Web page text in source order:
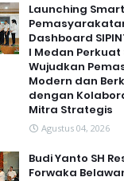
Launching
Dashboard
I Medan Perkuat
Wujudkan
Modern dan
dengan
Mitra Strategis
Agustus 04, 2026
Budi Yanto SH
Forwaka